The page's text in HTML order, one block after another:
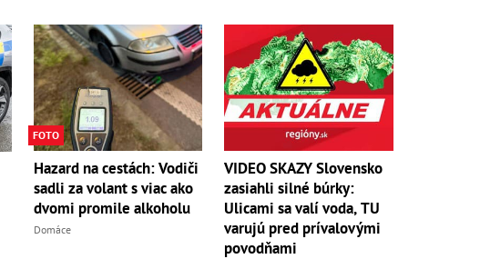
FOTO
Hazard na cestách: Vodiči
sadli za volant s viac ako
dvomi promile alkoholu
Domáce
VIDEO SKAZY Slovensko
zasiahli silné búrky:
Ulicami sa valí voda, TU
varujú pred prívalovými
povodňami